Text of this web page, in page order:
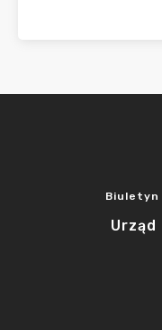
Biuletyn
Urząd